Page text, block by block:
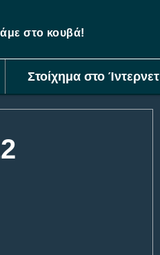
στο κουβά!
Στοίχημα στο Ίντερνετ